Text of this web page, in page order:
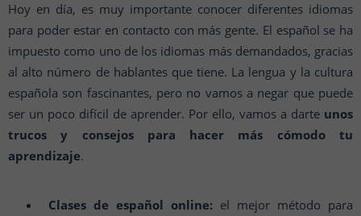
Hoy en día, es muy importante conocer diferentes idiomas
para poder estar en contacto con más gente. El español se ha
impuesto como uno de los idiomas más demandados, gracias
al alto número de hablantes que tiene. La lengua y la cultura
española son fascinantes, pero no vamos a negar que puede
ser un poco difícil de aprender. Por ello, vamos a darte unos
trucos y consejos para hacer más cómodo tu
aprendizaje.
Clases de español online: el mejor método para